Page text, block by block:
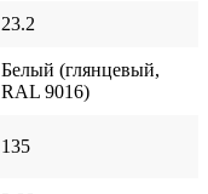
23.2
Белый (глянцевый,
RAL 9016)
135